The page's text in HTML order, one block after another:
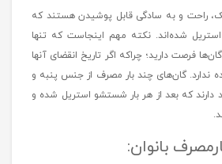
بیشتر مقاله:
آشنایی با ۲۰ وسیله در
راحت و به سادگی قابل پوشیدن هستند که
استریل شده‌اند. نکته مهم اینجاست که تنها
ندارد. گان‌های چند بار مصرف از جنس پنبه و